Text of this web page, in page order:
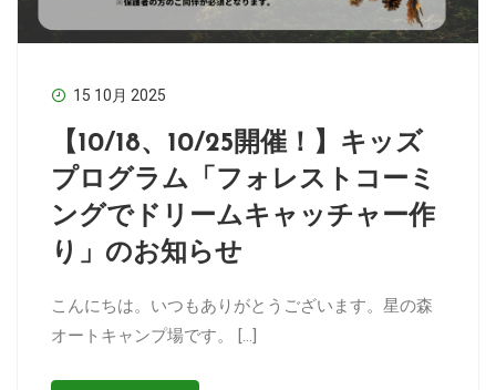
15 10月 2025
【10/18、10/25開催！】キッズ
プログラム「フォレストコーミ
ングでドリームキャッチャー作
り」のお知らせ
こんにちは。いつもありがとうございます。星の森
オートキャンプ場です。 […]